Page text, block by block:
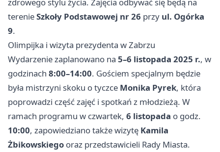
terenieSzkoły Podstawowej nr 26 przy ul. Ogórka
9.
Olimpijka i wizyta prezydenta w Zabrzu
Wydarzenie zaplanowano na 5–6 listopada 2025 r., w
godzinach 8:00–14:00. Gościem specjalnym będzie
była mistrzyni skoku o tyczce Monika Pyrek, która
poprowadzi część zajęć i spotkań z młodzieżą. W
ramach programu w czwartek, 6 listopada o godz.
10:00, zapowiedziano także wizytę Kamila
Żbikowskiego oraz przedstawicieli Rady Miasta.